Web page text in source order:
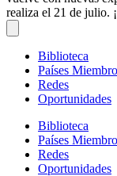
realiza el 21 de julio.
Biblioteca
Países
Redes
Oportunidades
Biblioteca
Países
Redes
Oportunidades